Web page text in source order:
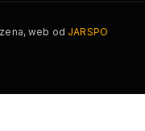
web od JARSPO